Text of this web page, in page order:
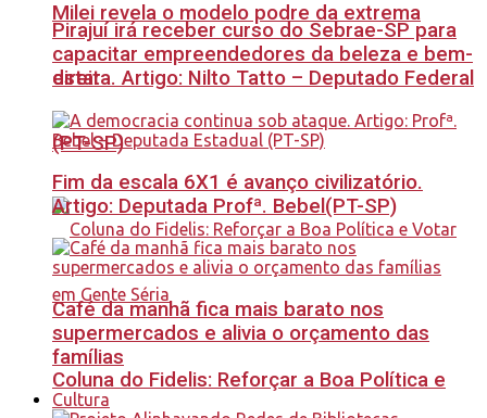
Milei revela o modelo podre da extrema
direita. Artigo: Nilto Tatto – Deputado Federal
(PT-SP)
Coluna do Fidelis: Reforçar a Boa Política e
Pirajuí irá receber curso do Sebrae-SP para
capacitar empreendedores da beleza e bem-
estar
Fim da escala 6X1 é avanço civilizatório.
Artigo: Deputada Profª. Bebel(PT-SP)
Café da manhã fica mais barato nos
supermercados e alivia o orçamento das
famílias
Cultura